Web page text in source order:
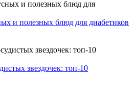
и полезных блюд для диабетиков
звездочек: топ-10